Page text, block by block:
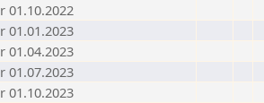
01.10.2022
01.01.2023
01.04.2023
01.07.2023
01.10.2023